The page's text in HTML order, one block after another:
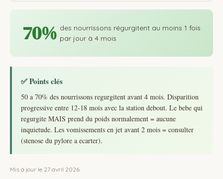
70% des nourrissons régurgitent au moins 1 fois
par jour à 4 mois
✅ Points clés
50 a 70% des nourrissons regurgitent avant 4 mois. Disparition
progressive entre 12-18 mois avec la station debout. Le bebe qui
regurgite MAIS prend du poids normalement = aucune
inquietude. Les vomissements en jet avant 2 mois = consulter
(stenose du pylore a ecarter).
Mis à jour le 27 avril 2026